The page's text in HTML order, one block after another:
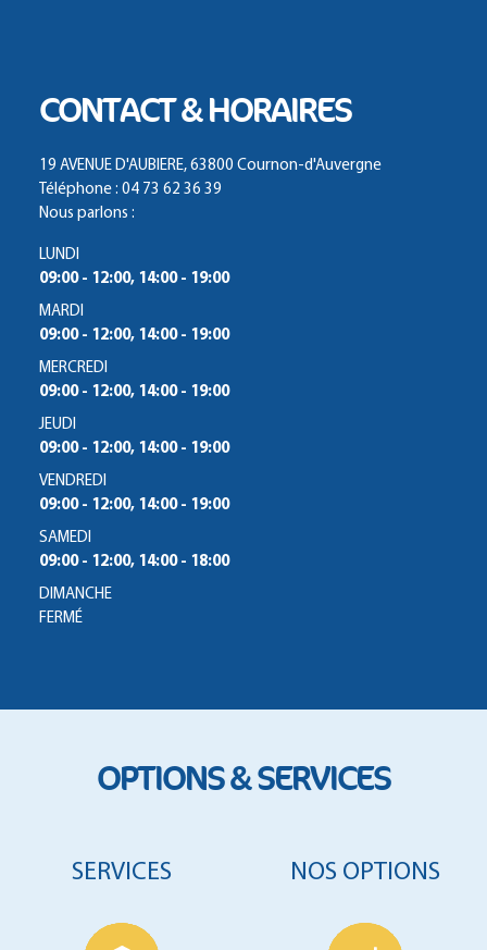
CONTACT & HORAIRES
19 AVENUE D'AUBIERE, 63800 Cournon-d'Auvergne
Téléphone : 04 73 62 36 39
Nous parlons :
LUNDI
09:00 - 12:00, 14:00 - 19:00
MARDI
09:00 - 12:00, 14:00 - 19:00
MERCREDI
09:00 - 12:00, 14:00 - 19:00
JEUDI
09:00 - 12:00, 14:00 - 19:00
VENDREDI
09:00 - 12:00, 14:00 - 19:00
SAMEDI
09:00 - 12:00, 14:00 - 18:00
DIMANCHE
FERMÉ
OPTIONS & SERVICES
SERVICES NOS OPTIONS